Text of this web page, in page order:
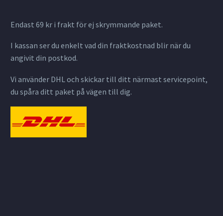
Endast 69 kr i frakt för ej skrymmande paket.
I kassan ser du enkelt vad din fraktkostnad blir när du
angivit din postkod.
Vi använder DHL och skickar till ditt närmast servicepoint,
du spåra ditt paket på vägen till dig.